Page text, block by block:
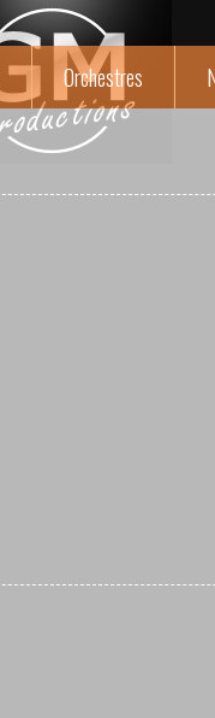
Orchestres